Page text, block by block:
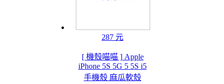
287 元
[ 機殼喵喵 ] Apple
iPhone 5S 5G 5 5S i5
手機殼 麻瓜軟殼